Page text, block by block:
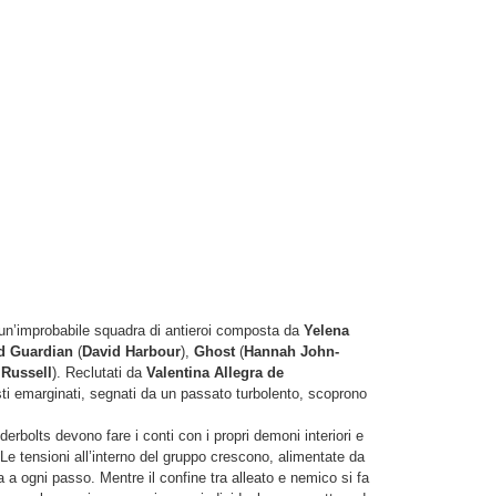
squadra di antieroi composta da Yelena
Guardian (David Harbour), Ghost(Hannah John-
). Reclutati da Valentina Allegra de
emarginati, segnati da un passato turbolento, scoprono
devono fare i conti con i propri demoni interiori e
tensioni all’interno del gruppo crescono, alimentate da
ogni passo. Mentre il confine tra alleato e nemico si fa